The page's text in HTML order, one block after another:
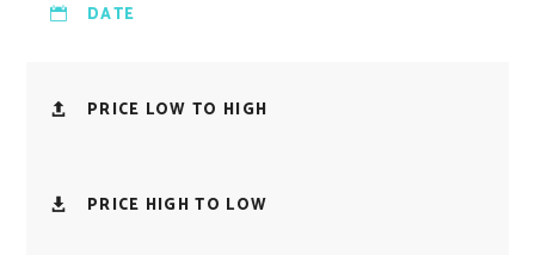
DATE
PRICE LOW TO HIGH
PRICE HIGH TO LOW